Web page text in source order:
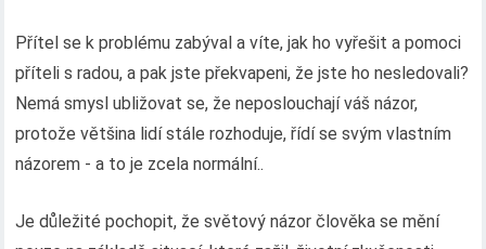
Přítel se k problému zabýval a víte, jak ho vyřešit a pomoci
příteli s radou, a pak jste překvapeni, že jste ho nesledovali?
Nemá smysl ubližovat se, že neposlouchají váš názor,
protože většina lidí stále rozhoduje, řídí se svým vlastním
názorem - a to je zcela normální..
Je důležité pochopit, že světový názor člověka se mění